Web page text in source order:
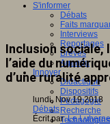
S'informer
Débats
Faits
Interviews
Reportages
Brèves
Agenda
Innover
Didactique
Dispositifs
Pédagogie
Recherche
Technologies
Inclusion sociale,
l’aide du
d’une ruralité
lundi, Nov 19 2018
Débats
Écrit parLe